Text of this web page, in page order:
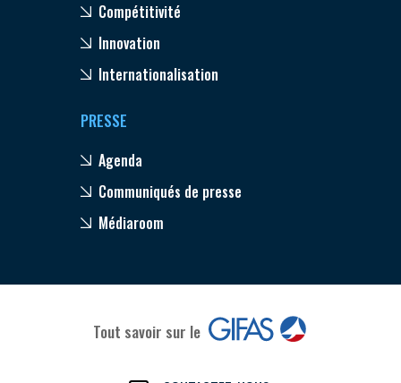
Compétitivité
Innovation
Internationalisation
PRESSE
Agenda
Communiqués de presse
Médiaroom
Tout savoir sur le